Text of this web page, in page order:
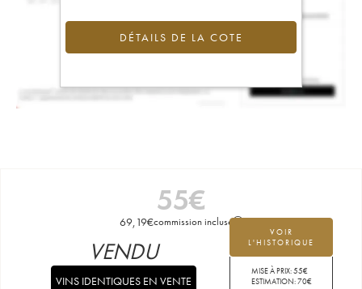
DÉTAILS DE LA COTE
55€
69,19€commission incluse
VOIR
L'HISTORIQUE
MISE À PRIX:55€
ESTIMATION:70€
VENDU
VINS IDENTIQUES EN VENTE